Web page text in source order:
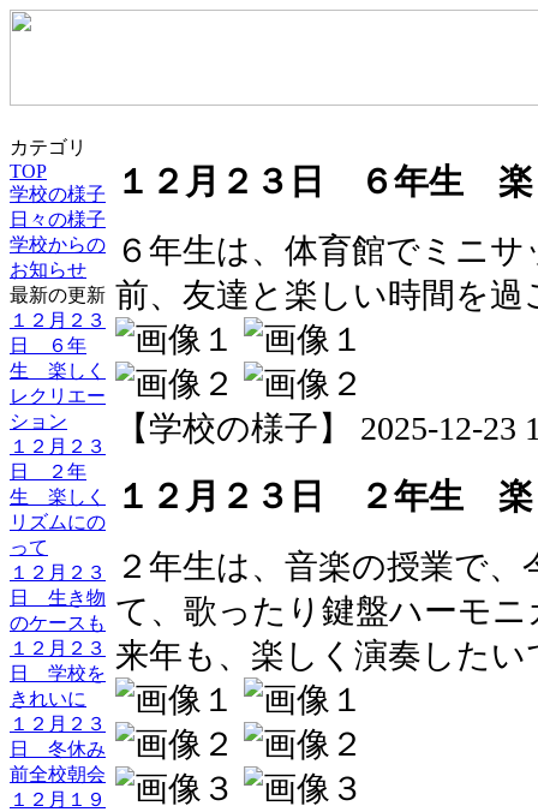
カテゴリ
TOP
学校の様子
日々の様子
学校からの
お知らせ
最新の更新
１２月２３
日 ６年
生 楽しく
レクリエー
ション
１２月２３
日 ２年
生 楽しく
リズムにの
って
１２月２３
日 生き物
のケースも
１２月２３
日 学校を
きれいに
１２月２３
日 冬休み
前全校朝会
１２月１９
１２月２３日 ６年生 楽
６年生は、体育館でミニ
前、友達と楽しい時間を過
【学校の様子】 2025-12-23
１２月２３日 ２年生 楽
２年生は、音楽の授業で
て、歌ったり鍵盤ハーモ
来年も、楽しく演奏したい